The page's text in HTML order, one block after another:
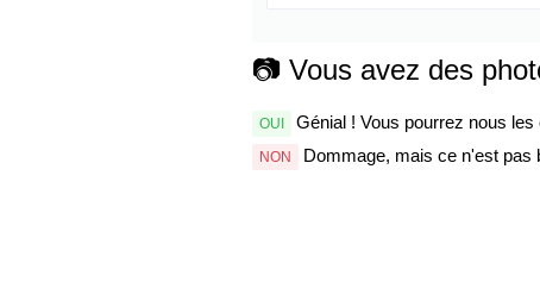
📷 Vous avez des
OUI Génial ! Vous pourrez nous
NON Dommage, mais ce n'est pas